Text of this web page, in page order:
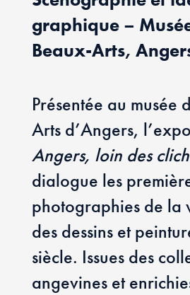
graphique –
Beaux-Arts,
Présentée au musée
Arts d’Angers,
Angers, loin des
dialogue les
photographies de la
des dessins et
siècle. Issues des
angevines et